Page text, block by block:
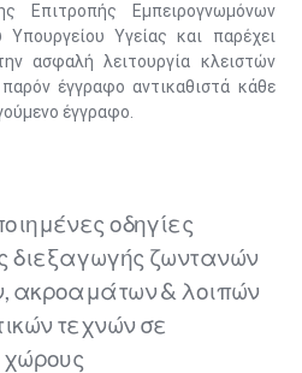
Επιτροπής Εμπειρογνωμόνων
Υπουργείου Υγείας και παρέχει
ασφαλή λειτουργία κλειστών
έγγραφο αντικαθιστά κάθε
έγγραφο.
οδηγίες
ζωντανών
ακροαμάτων & λοιπών
τεχνών σε
χώρους